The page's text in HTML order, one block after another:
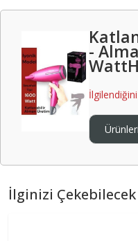
-
İlginizi